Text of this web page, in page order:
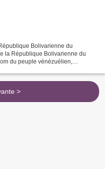
Bolivarienne du
la République Bolivarienne du
du peuple vénézuélien,
>